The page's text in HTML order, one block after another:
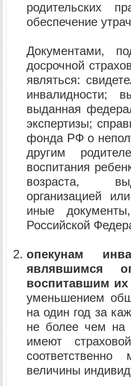
родительских
обеспечение
Документами,
досрочной
являться:
инвалидности;
выданная
экспертизы;
фонда РФ о
другим
воспитания
возраста,
организацией
иные
Российской
опекунам
являвшимся
воспитавшим их
уменьшением
на один год за
не более чем на
имеют
величины